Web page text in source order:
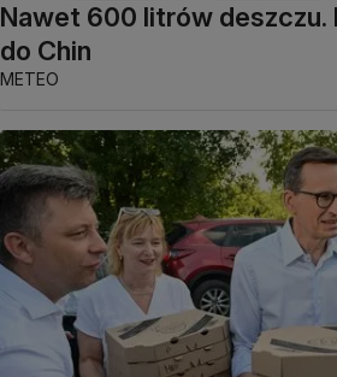
Nawet 600 litrów deszczu.
do Chin
METEO